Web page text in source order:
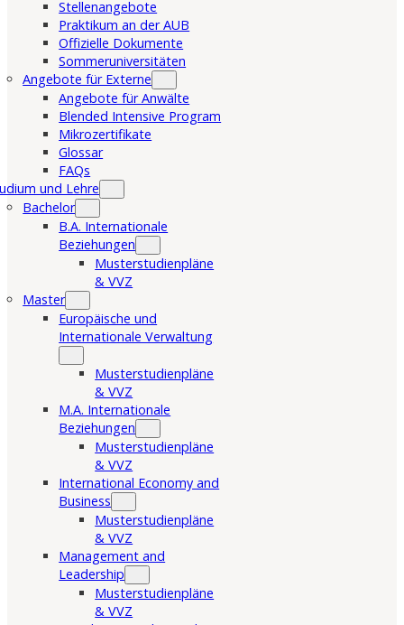
Stellenangebote
Praktikum an der AUB
Offizielle Dokumente
Sommeruniversitäten
Angebote für Externe
Angebote für Anwälte
Blended Intensive Program
Mikrozertifikate
Glossar
FAQs
und Lehre
Bachelor
B.A. Internationale
Beziehungen
Musterstudienpläne
& VVZ
Master
Europäische und
Internationale Verwaltung
Musterstudienpläne
& VVZ
M.A. Internationale
Beziehungen
Musterstudienpläne
& VVZ
International Economy and
Business
Musterstudienpläne
& VVZ
Management and
Leadership
Musterstudienpläne
& VVZ